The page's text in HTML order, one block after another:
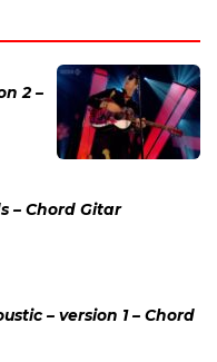
2 –
– Chord Gitar
– version 1 – Chord